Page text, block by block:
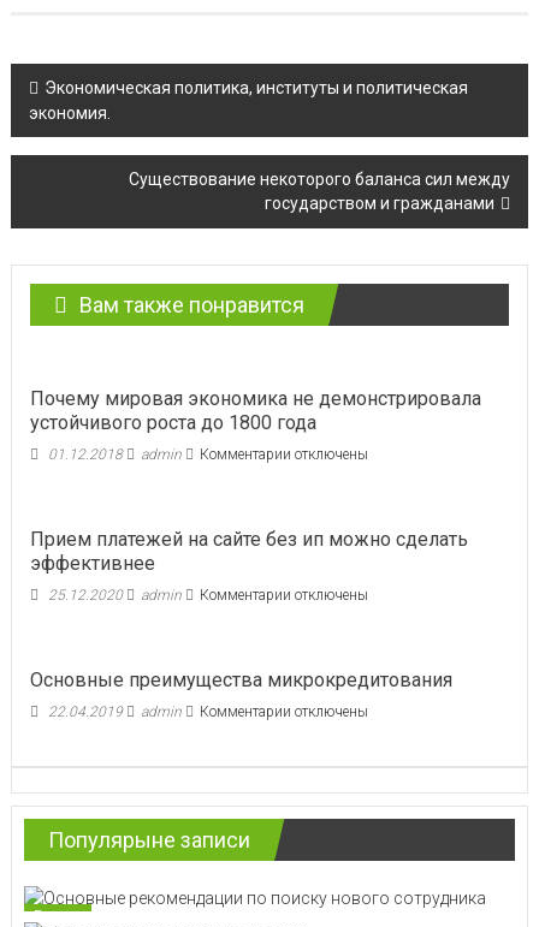
Навигация
по
записям
Экономическая политика, институты и политическая
экономия.
Существование некоторого баланса сил между
государством и гражданами
Вам также понравится
Почему мировая экономика не демонстрировала
устойчивого роста до 1800 года
01.12.2018 admin Комментариик
экономика
устойчивого
года
отключены
Прием платежей на сайте без ип можно сделать
эффективнее
25.12.2020 admin Комментариик
на
можно
сделать
эффективнее
отключены
Основные преимущества микрокредитования
22.04.2019 admin Комментариик
микрокредитования
отключены
Популярыне записи
Бизнес